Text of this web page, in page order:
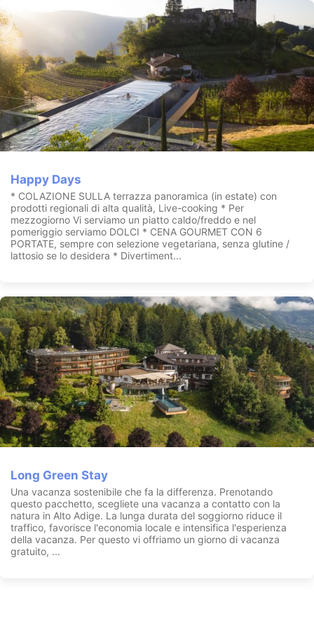
Happy Days
* COLAZIONE SULLA terrazza panoramica (in estate) con
prodotti regionali di alta qualità, Live-cooking * Per
mezzogiorno Vi serviamo un piatto caldo/freddo e nel
pomeriggio serviamo DOLCI * CENA GOURMET CON 6
PORTATE, sempre con selezione vegetariana, senza glutine /
lattosio se lo desidera * Divertiment...
Long Green Stay
Una vacanza sostenibile che fa la differenza. Prenotando
questo pacchetto, scegliete una vacanza a contatto con la
natura in Alto Adige. La lunga durata del soggiorno riduce il
traffico, favorisce l'economia locale e intensifica l'esperienza
della vacanza. Per questo vi offriamo un giorno di vacanza
gratuito, ...